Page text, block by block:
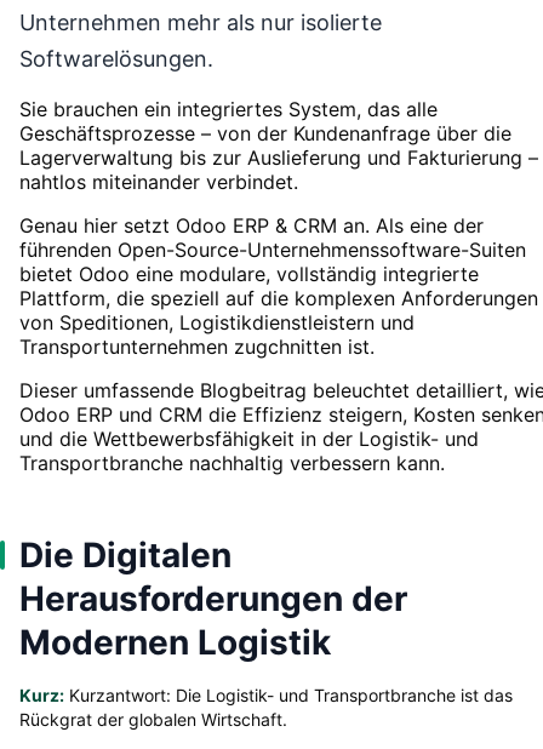
Unternehmen mehr als nur isolierte
Softwarelösungen.
Sie brauchen ein integriertes System, das alle
Geschäftsprozesse – von der Kundenanfrage über die
Lagerverwaltung bis zur Auslieferung und Fakturierung –
nahtlos miteinander verbindet.
Genau hier setzt Odoo ERP & CRM an. Als eine der
führenden Open-Source-Unternehmenssoftware-Suiten
bietet Odoo eine modulare, vollständig integrierte
Plattform, die speziell auf die komplexen Anforderungen
von Speditionen, Logistikdienstleistern und
Transportunternehmen zugchnitten ist.
Dieser umfassende Blogbeitrag beleuchtet detailliert,
Odoo ERP und CRM die Effizienz steigern, Kosten
und die Wettbewerbsfähigkeit in der Logistik- und
Transportbranche nachhaltig verbessern kann.
Die Digitalen
Herausforderungen der
Modernen Logistik
Kurz: Kurzantwort: Die Logistik- und Transportbranche ist das
Rückgrat der globalen Wirtschaft.